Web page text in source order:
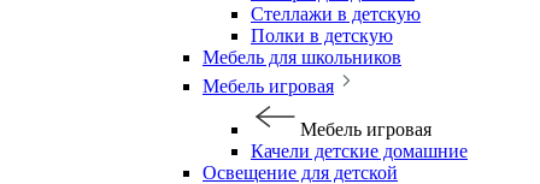
Стеллажи в детскую
Полки в детскую
Мебель для школьников
Мебель игровая
Мебель игровая
Качели детские домашние
Освещение для детской